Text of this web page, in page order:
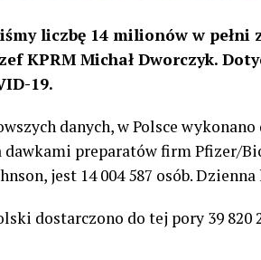
liczbę 14 milionów w pełni
KPRM Michał Dworczyk.
19.
danych, w Polsce
preparatów firm Pfizer/
jest 14 004 587 osób.
dostarczono do tej pory 39